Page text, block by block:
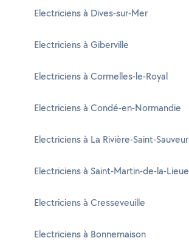
Electriciens à Dives-sur-Mer
Electriciens à Giberville
Electriciens à Cormelles-le-Royal
Electriciens à Condé-en-Normandie
Electriciens à La Rivière-Saint-Sauveur
Electriciens à Saint-Martin-de-la-Lieue
Electriciens à Cresseveuille
Electriciens à Bonnemaison